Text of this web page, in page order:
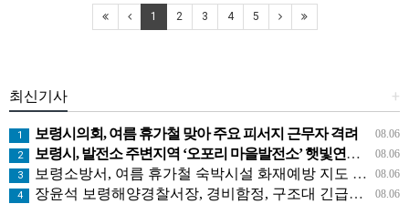
1 2 3 4 5
+
최신기사
08.06
1 보령시의회, 여름 휴가철 맞아 주요 피서지 근무자 격려
08.06
2 보령시, 발전소 주변지역 ‘오포리 마을발전소’ 햇빛연금 시범모델 선보인다!
08.06
3 보령소방서, 여름 휴가철 숙박시설 화재예방 지도 나서
08.06
4 장윤석 보령해양경찰서장, 경비함정, 구조대 긴급대응태세 지휘관 현장점검